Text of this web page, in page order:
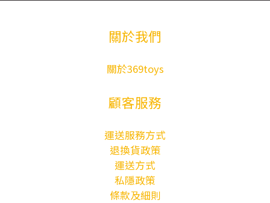
關於我們
關於369toys
顧客服務
運送服務方式
退換貨政策
運送方式
私隱政策
條款及細則